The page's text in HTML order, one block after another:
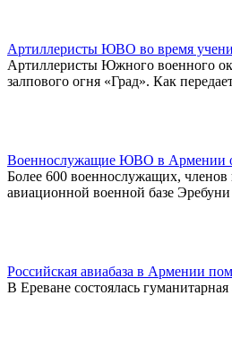
Артиллеристы ЮВО во время
Артиллеристы Южного военного
залпового огня «Град». Как
Военнослужащие ЮВО в Армении
Более 600 военнослужащих,
авиационной военной базе
Российская авиабаза в Армении
В Ереване состоялась